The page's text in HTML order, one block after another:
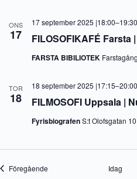
ONS
17 FILOSOFIKAFÉ Farsta
17 september 2025 |18:00–19:30
FARSTA BIBILIOTEK
TOR
18 FILMOSOFI Uppsala |
18 september 2025 |17:15–20:00
FyrisbiografenS:t Olofsgatan
Föregående Idag